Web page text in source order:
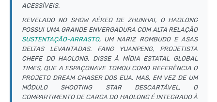
ACESSÍVEIS.
REVELADO NO SHOW AÉREO DE ZHUNHAI, O HAOLONG
POSSUI UMA GRANDE ENVERGADURA COM ALTA RELAÇÃO
SUSTENTAÇÃO-ARRASTO, UM NARIZ ROMBUDO E ASAS
DELTAS LEVANTADAS. FANG YUANPENG, PROJETISTA
CHEFE DO HAOLONG, DISSE À MÍDIA ESTATAL GLOBAL
TIMES, QUE A ESPAÇONAVE TOMOU COMO REFERÊNCIA O
PROJETO DREAM CHASER DOS EUA. MAS, EM VEZ DE UM
MÓDULO SHOOTING STAR DESCARTÁVEL, O
COMPARTIMENTO DE CARGA DO HAOLONG É INTEGRADO À